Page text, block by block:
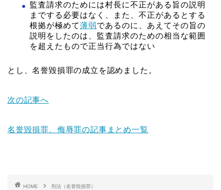
監査請求のためには村長に不正がある旨の説明
までする必要はなく、また、不正があるとする
根拠が極めて薄弱であるのに、あえてその旨の
説明をしたのは、監査請求のための相当な範囲
を超えたもので正当行為ではない
とし、名誉毀損罪の成立を認めました。
次の記事へ
名誉毀損罪、侮辱罪の記事まとめ一覧
HOME
刑法（名誉毀損罪）